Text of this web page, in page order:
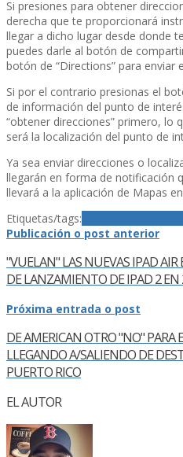
Si presiones para obtener
derecha que te proporcionará
llegar a dicho lugar desde donde
puedes darle al botón de
botón de “Directions” para enviar
Si por el contrario presionas el
de información del punto de
“obtener direcciones” primero, lo
será la localización del punto de
Ya sea enviar direcciones o
llegarán en forma de notificación
llevará a la aplicación de Mapas
Etiquetas/tags:
Publicación o post anterior
"VUELAN" LAS NUEVAS IPAD
DE LANZAMIENTO DE IPAD 2 EN
Próxima entrada o post
DE AMERICAN OTRO "NO" PARA
LLEGANDO A/SALIENDO DE
PUERTO RICO
EL AUTOR